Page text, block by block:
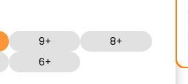
9+
8+
6+